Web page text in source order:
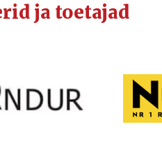
ja toetajad